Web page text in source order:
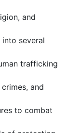
and
several
trafficking
and
to combat